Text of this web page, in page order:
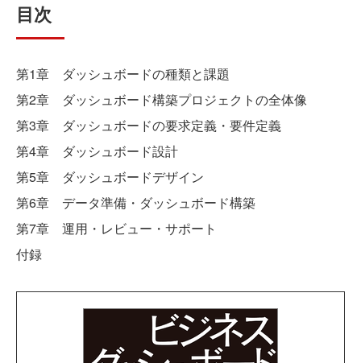
目次
第1章 ダッシュボードの種類と課題
第2章 ダッシュボード構築プロジェクトの全体像
第3章 ダッシュボードの要求定義・要件定義
第4章 ダッシュボード設計
第5章 ダッシュボードデザイン
第6章 データ準備・ダッシュボード構築
第7章 運用・レビュー・サポート
付録